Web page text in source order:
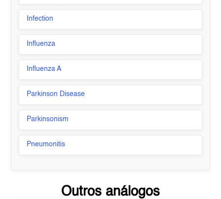
Infection
Influenza
Influenza A
Parkinson Disease
Parkinsonism
Pneumonitis
Outros análogos